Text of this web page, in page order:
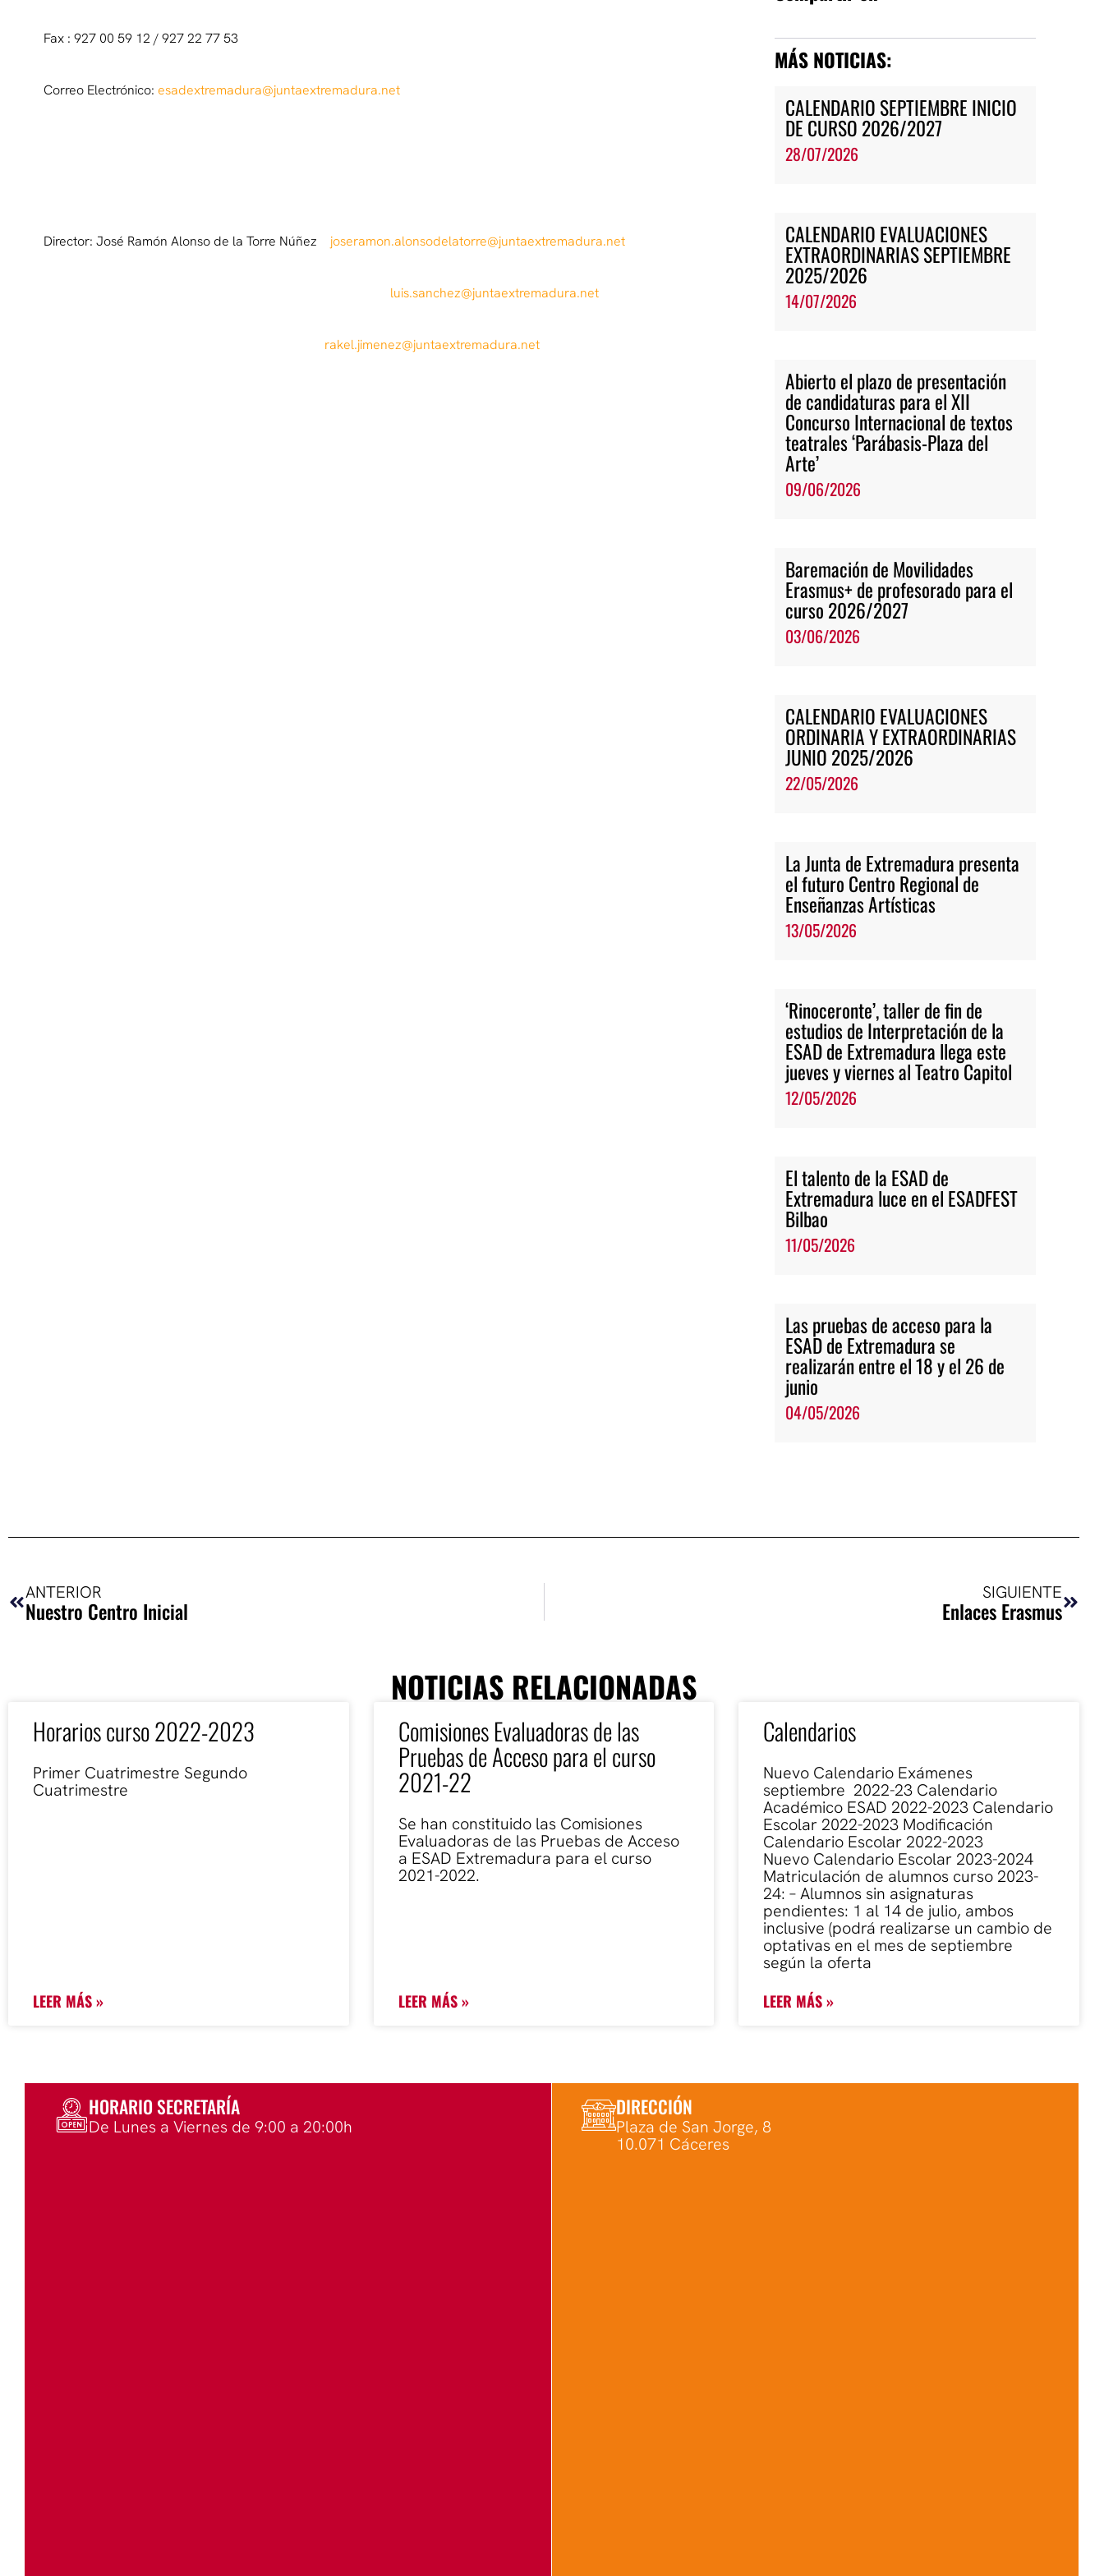
Fax : 927 00 59 12 / 927 22 77 53
Correo Electrónico: esadextremadura@juntaextremadura.net
Director: José Ramón Alonso de la Torre Núñez joseramon.alonsodelatorre@juntaextremadura.net
luis.sanchez@juntaextremadura.net
rakel.jimenez@juntaextremadura.net
MÁS NOTICIAS:
CALENDARIO SEPTIEMBRE INICIO
DE CURSO 2026/2027
28/07/2026
CALENDARIO EVALUACIONES
EXTRAORDINARIAS SEPTIEMBRE
2025/2026
14/07/2026
Abierto el plazo de presentación
de candidaturas para el XII
Concurso Internacional de textos
teatrales ‘Parábasis-Plaza del
Arte’
09/06/2026
Baremación de Movilidades
Erasmus+ de profesorado para el
curso 2026/2027
03/06/2026
CALENDARIO EVALUACIONES
ORDINARIA Y EXTRAORDINARIAS
JUNIO 2025/2026
22/05/2026
La Junta de Extremadura presenta
el futuro Centro Regional de
Enseñanzas Artísticas
13/05/2026
‘Rinoceronte’, taller de fin de
estudios de Interpretación de la
ESAD de Extremadura llega este
jueves y viernes al Teatro Capitol
12/05/2026
El talento de la ESAD de
Extremadura luce en el ESADFEST
Bilbao
11/05/2026
Las pruebas de acceso para la
ESAD de Extremadura se
realizarán entre el 18 y el 26 de
junio
04/05/2026
ANTERIOR
Nuestro Centro Inicial
SIGUIENTE
Enlaces Erasmus
NOTICIAS RELACIONADAS
Horarios curso 2022-2023
Primer Cuatrimestre Segundo
Cuatrimestre
LEER MÁS »
Comisiones Evaluadoras de las
Pruebas de Acceso para el curso
2021-22
Se han constituido las Comisiones
Evaluadoras de las Pruebas de Acceso
a ESAD Extremadura para el curso
2021-2022.
LEER MÁS »
Calendarios
Nuevo Calendario Exámenes
septiembre 2022-23 Calendario
Académico ESAD 2022-2023 Calendario
Escolar 2022-2023 Modificación
Calendario Escolar 2022-2023
Nuevo Calendario Escolar 2023-2024
Matriculación de alumnos curso 2023-
24: – Alumnos sin asignaturas
pendientes: 1 al 14 de julio, ambos
inclusive (podrá realizarse un cambio de
optativas en el mes de septiembre
según la oferta
LEER MÁS »
HORARIO SECRETARÍA
De Lunes a Viernes de 9:00 a 20:00h
DIRECCIÓN
Plaza de San Jorge, 8
10.071 Cáceres